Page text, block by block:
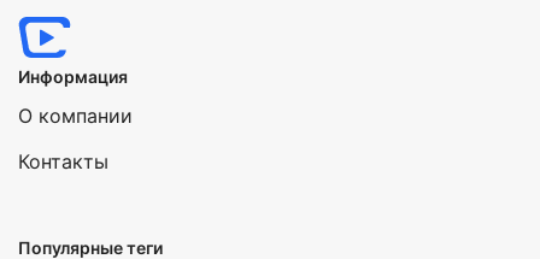
Информация
О компании
Контакты
Популярные теги